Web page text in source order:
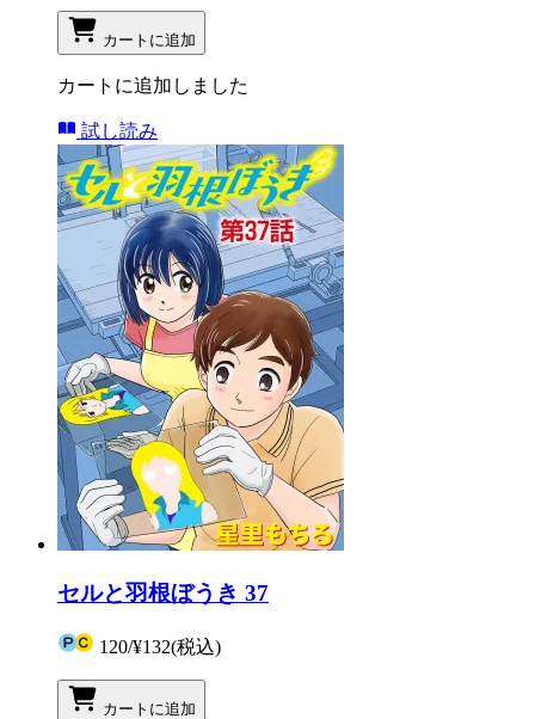
カートに追加
カートに追加しました
試し読み
セルと羽根ぼうき 37
120/¥132(税込)
カートに追加